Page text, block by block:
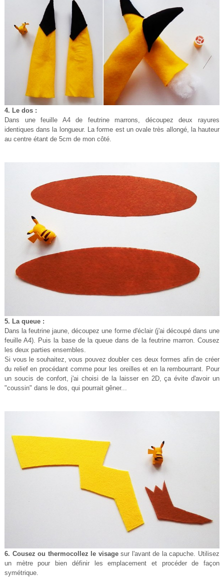
4. Le dos :
Dans une feuille A4 de feutrine marrons, découpez deux rayures
identiques dans la longueur. La forme est un ovale très allongé, la hauteur
au centre étant de 5cm de mon côté.
5. La queue :
Dans la feutrine jaune, découpez une forme d'éclair (j'ai découpé dans une
feuille A4). Puis la base de la queue dans de la feutrine marron. Cousez
les deux parties ensembles.
Si vous le souhaitez, vous pouvez doubler ces deux formes afin de créer
du relief en procédant comme pour les oreilles et en la rembourrant. Pour
un soucis de confort, j'ai choisi de la laisser en 2D, ça évite d'avoir un
"coussin" dans le dos, qui pourrait gêner...
6. Cousez ou thermocollez le visagesur l'avant de la capuche. Utilisez
un mètre pour bien définir les emplacement et procéder de façon
symétrique.